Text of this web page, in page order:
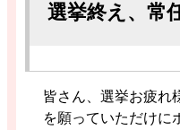
選挙終え、常
皆さん、選挙お疲れ
を願っていただけに